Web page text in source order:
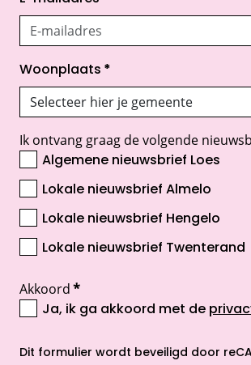
Woonplaats *
Ik ontvang graag de volgende
Algemene nieuwsbrief Loes
Lokale nieuwsbrief Almelo
Lokale nieuwsbrief Hengelo
Lokale nieuwsbrief Twenterand
Akkoord*
Ja, ik ga akkoord met de
Dit formulier wordt beveiligd door